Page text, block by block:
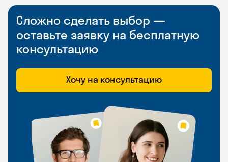
Сложно сделать выбор —
оставьте заявку на бесплатную
консультацию
Хочу на консультацию